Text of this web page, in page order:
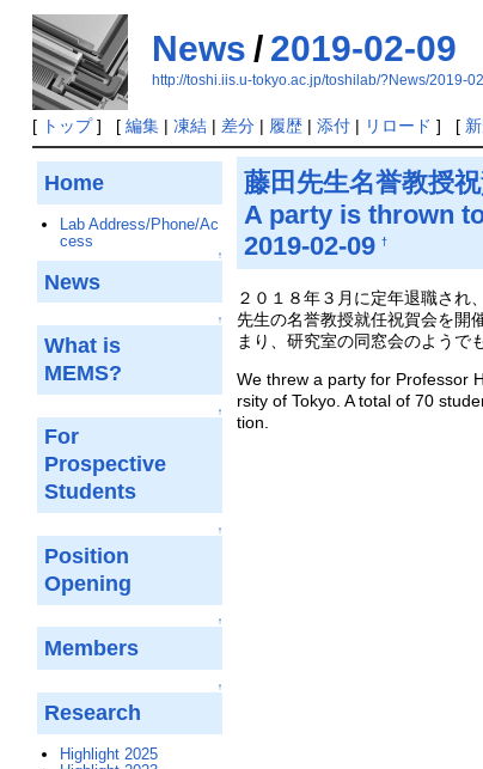
News / 2019-02-09
http://toshi.iis.u-tokyo.ac.jp/toshilab/?News/2019-
[ トップ] [ 編集| 凍結| 差分| 履歴| 添付| リロード ] [
藤田先生名誉教授
A party is thrown
2019-02-09 †
２０１８年３月に定年退職され
先生の名誉教授就任祝賀会を開
まり、研究室の同窓会のようで
We threw a party for Professor
rsity of Tokyo. A total of 70
tion.
Home
Lab Address/Phone/Ac
cess
↑
News
↑
What is
MEMS?
↑
For
Prospective
Students
↑
Position
Opening
↑
Members
↑
Research
Highlight 2025